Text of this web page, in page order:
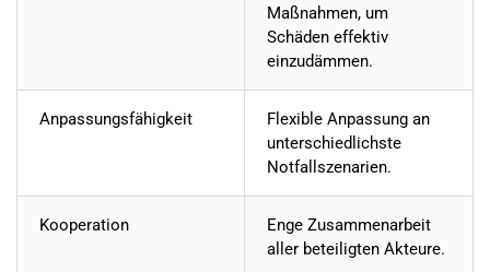
Maßnahmen, um
Schäden effektiv
einzudämmen.
Anpassungsfähigkeit
Flexible Anpassung an
unterschiedlichste
Notfallszenarien.
Kooperation
Enge Zusammenarbeit
aller beteiligten Akteure.